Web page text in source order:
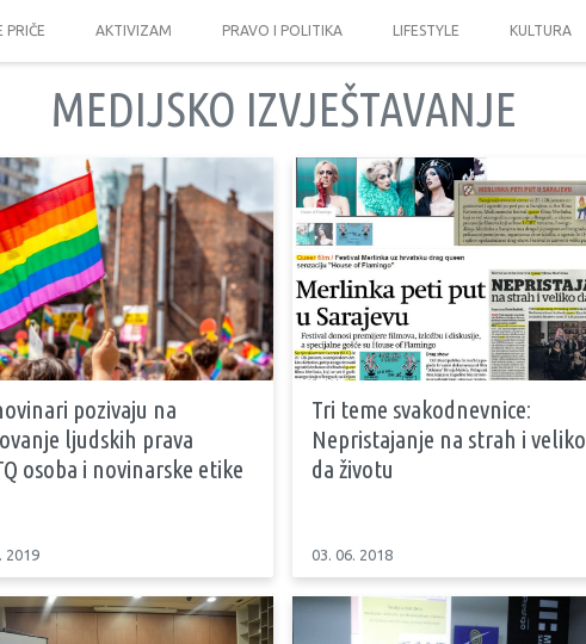
PRIČE AKTIVIZAM PRAVO I POLITIKA LIFESTYLE KULTURA
MEDIJSKO IZVJEŠTAVANJE
pozivaju na
ljudskih prava
osoba i novinarske etike
2019
Tri teme svakodnevnice:
Nepristajanje na strah i veliko
da životu
03. 06. 2018